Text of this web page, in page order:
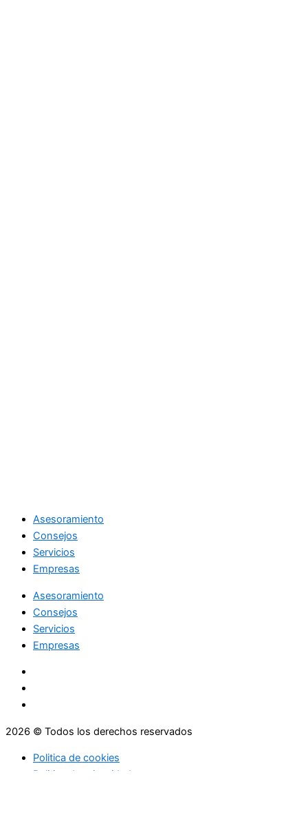
Asesoramiento
Consejos
Servicios
Empresas
Asesoramiento
Consejos
Servicios
Empresas
2026 © Todos los derechos reservados
Politica de cookies
Politica de privacidad